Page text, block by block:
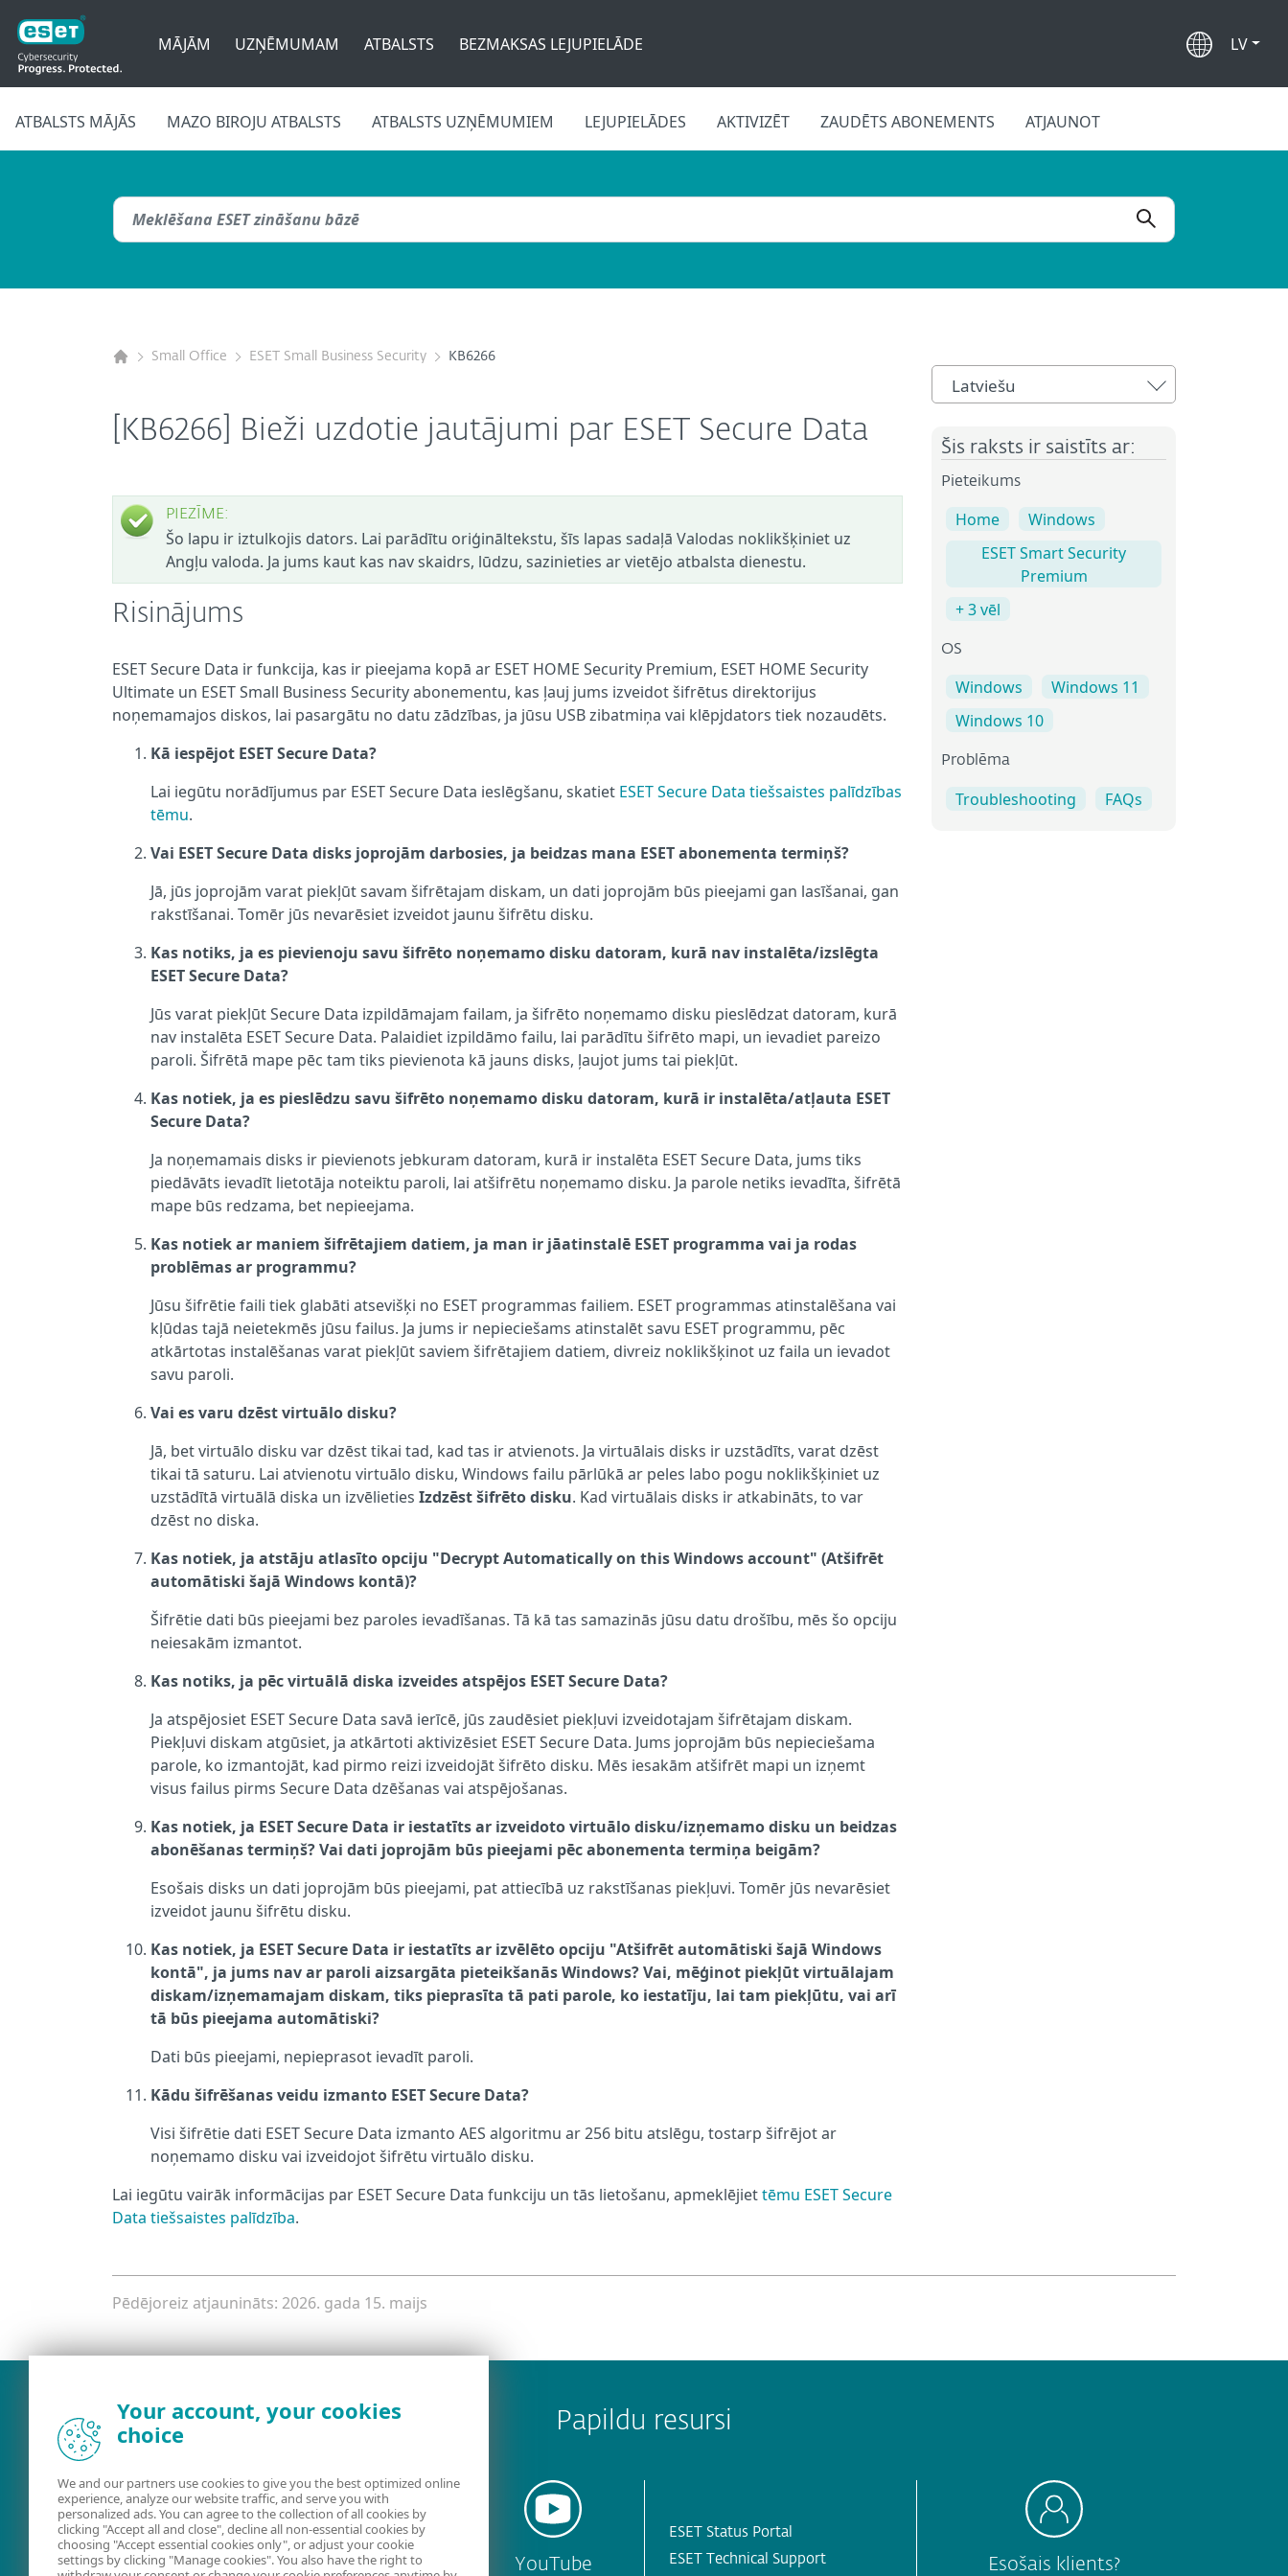
MĀJĀM UZŅĒMUMAM ATBALSTS BEZMAKSAS LEJUPIELĀDE LV
ATBALSTS MĀJĀS MAZO BIROJU ATBALSTS ATBALSTS UZŅĒMUMIEM LEJUPIELĀDES AKTIVIZĒT ZAUDĒTS ABONEMENTS ATJAUNOT
Small Office ESET Small Business Security KB6266
[KB6266] Bieži uzdotie jautājumi par ESET Secure Data
PIEZĪME:
Šo lapu ir iztulkojis dators. Lai parādītu oriģināltekstu, šīs lapas sadaļā Valodas noklikšķiniet uz
Angļu valoda. Ja jums kaut kas nav skaidrs, lūdzu, sazinieties ar vietējo atbalsta dienestu.
Risinājums
ESET Secure Data ir funkcija, kas ir pieejama kopā ar ESET HOME Security Premium, ESET HOME Security
Ultimate un ESET Small Business Security abonementu, kas ļauj jums izveidot šifrētus direktorijus
noņemamajos diskos, lai pasargātu no datu zādzības, ja jūsu USB zibatmiņa vai klēpjdators tiek nozaudēts.
Kā iespējot ESET Secure Data?
Lai iegūtu norādījumus par ESET Secure Data ieslēgšanu, skatiet ESET Secure Data tiešsaistes palīdzības
tēmu.
Vai ESET Secure Data disks joprojām darbosies, ja beidzas mana ESET abonementa termiņš?
Jā, jūs joprojām varat piekļūt savam šifrētajam diskam, un dati joprojām būs pieejami gan lasīšanai, gan
rakstīšanai. Tomēr jūs nevarēsiet izveidot jaunu šifrētu disku.
Kas notiks, ja es pievienoju savu šifrēto noņemamo disku datoram, kurā nav instalēta/izslēgta
ESET Secure Data?
Jūs varat piekļūt Secure Data izpildāmajam failam, ja šifrēto noņemamo disku pieslēdzat datoram, kurā
nav instalēta ESET Secure Data. Palaidiet izpildāmo failu, lai parādītu šifrēto mapi, un ievadiet pareizo
paroli. Šifrētā mape pēc tam tiks pievienota kā jauns disks, ļaujot jums tai piekļūt.
Kas notiek, ja es pieslēdzu savu šifrēto noņemamo disku datoram, kurā ir instalēta/atļauta ESET
Secure Data?
Ja noņemamais disks ir pievienots jebkuram datoram, kurā ir instalēta ESET Secure Data, jums tiks
piedāvāts ievadīt lietotāja noteiktu paroli, lai atšifrētu noņemamo disku. Ja parole netiks ievadīta, šifrētā
mape būs redzama, bet nepieejama.
Kas notiek ar maniem šifrētajiem datiem, ja man ir jāatinstalē ESET programma vai ja rodas
problēmas ar programmu?
Jūsu šifrētie faili tiek glabāti atsevišķi no ESET programmas failiem. ESET programmas atinstalēšana vai
kļūdas tajā neietekmēs jūsu failus. Ja jums ir nepieciešams atinstalēt savu ESET programmu, pēc
atkārtotas instalēšanas varat piekļūt saviem šifrētajiem datiem, divreiz noklikšķinot uz faila un ievadot
savu paroli.
Vai es varu dzēst virtuālo disku?
Jā, bet virtuālo disku var dzēst tikai tad, kad tas ir atvienots. Ja virtuālais disks ir uzstādīts, varat dzēst
tikai tā saturu. Lai atvienotu virtuālo disku, Windows failu pārlūkā ar peles labo pogu noklikšķiniet uz
uzstādītā virtuālā diska un izvēlieties Izdzēst šifrēto disku. Kad virtuālais disks ir atkabināts, to var
dzēst no diska.
Kas notiek, ja atstāju atlasīto opciju "Decrypt Automatically on this Windows account" (Atšifrēt
automātiski šajā Windows kontā)?
Šifrētie dati būs pieejami bez paroles ievadīšanas. Tā kā tas samazinās jūsu datu drošību, mēs šo opciju
neiesakām izmantot.
Kas notiks, ja pēc virtuālā diska izveides atspējos ESET Secure Data?
Ja atspējosiet ESET Secure Data savā ierīcē, jūs zaudēsiet piekļuvi izveidotajam šifrētajam diskam.
Piekļuvi diskam atgūsiet, ja atkārtoti aktivizēsiet ESET Secure Data. Jums joprojām būs nepieciešama
parole, ko izmantojāt, kad pirmo reizi izveidojāt šifrēto disku. Mēs iesakām atšifrēt mapi un izņemt
visus failus pirms Secure Data dzēšanas vai atspējošanas.
Kas notiek, ja ESET Secure Data ir iestatīts ar izveidoto virtuālo disku/izņemamo disku un beidzas
abonēšanas termiņš? Vai dati joprojām būs pieejami pēc abonementa termiņa beigām?
Esošais disks un dati joprojām būs pieejami, pat attiecībā uz rakstīšanas piekļuvi. Tomēr jūs nevarēsiet
izveidot jaunu šifrētu disku.
Kas notiek, ja ESET Secure Data ir iestatīts ar izvēlēto opciju "Atšifrēt automātiski šajā Windows
kontā", ja jums nav ar paroli aizsargāta pieteikšanās Windows? Vai, mēģinot piekļūt virtuālajam
diskam/izņemamajam diskam, tiks pieprasīta tā pati parole, ko iestatīju, lai tam piekļūtu, vai arī
tā būs pieejama automātiski?
Dati būs pieejami, nepieprasot ievadīt paroli.
Kādu šifrēšanas veidu izmanto ESET Secure Data?
Visi šifrētie dati ESET Secure Data izmanto AES algoritmu ar 256 bitu atslēgu, tostarp šifrējot ar
noņemamo disku vai izveidojot šifrētu virtuālo disku.
Lai iegūtu vairāk informācijas par ESET Secure Data funkciju un tās lietošanu, apmeklējiettēmu ESET Secure
Data tiešsaistes palīdzība.
Latviešu
Šis raksts ir saistīts ar:
Pieteikums
Home
Windows
ESET Smart Security
Premium
+ 3 vēl
OS
Windows
Windows 11
Windows 10
Problēma
Troubleshooting FAQs
Pēdējoreiz atjaunināts: 2026. gada 15. maijs
Papildu resursi
Lietotāja ESET forums YouTube
ESET Status Portal
ESET Technical Support
Esošais klients?
Your account, your cookies
choice
We and our partners use cookies to give you the best optimized online
experience, analyze our website traffic, and serve you with
personalized ads. You can agree to the collection of all cookies by
clicking "Accept all and close", decline all non-essential cookies by
choosing "Accept essential cookies only", or adjust your cookie
settings by clicking "Manage cookies". You also have the right to